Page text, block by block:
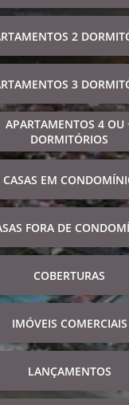
2
3
APARTAMENTOS 4 OU
DORMITÓRIOS
CASAS EM
FORA DE
COBERTURAS
IMÓVEIS COMERCIAIS
LANÇAMENTOS